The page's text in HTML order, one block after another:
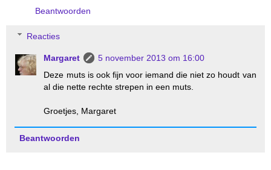
Beantwoorden
Reacties
Margaret
5 november 2013 om 16:00
Deze muts is ook fijn voor iemand die niet zo houdt van
al die nette rechte strepen in een muts.
Groetjes, Margaret
Beantwoorden